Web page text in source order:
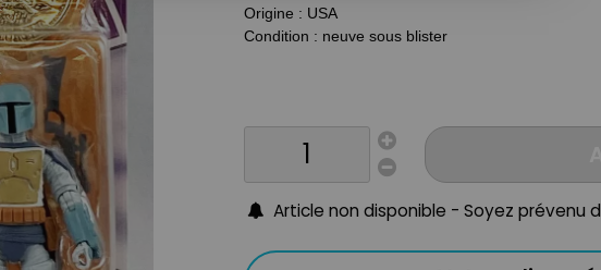
Origine : USA
Condition : neuve sous blister
Article non disponible - Soyez prévenu